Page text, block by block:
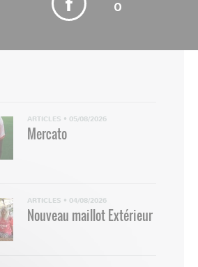
0
ARTICLES • 05/08/2026
Mercato
ARTICLES • 04/08/2026
Nouveau maillot Extérieur